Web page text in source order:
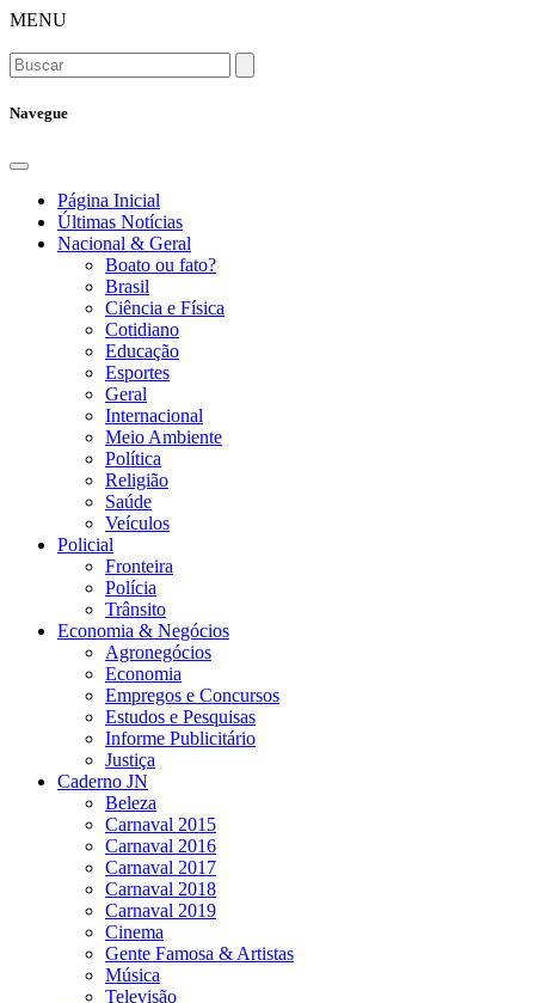
MENU
Navegue
Página Inicial
Últimas Notícias
Nacional & Geral
Boato ou fato?
Brasil
Ciência e Física
Cotidiano
Educação
Esportes
Geral
Internacional
Meio Ambiente
Política
Religião
Saúde
Veículos
Policial
Fronteira
Polícia
Trânsito
Economia & Negócios
Agronegócios
Economia
Empregos e Concursos
Estudos e Pesquisas
Informe Publicitário
Justiça
Caderno JN
Beleza
Carnaval 2015
Carnaval 2016
Carnaval 2017
Carnaval 2018
Carnaval 2019
Cinema
Gente Famosa & Artistas
Música
Televisão